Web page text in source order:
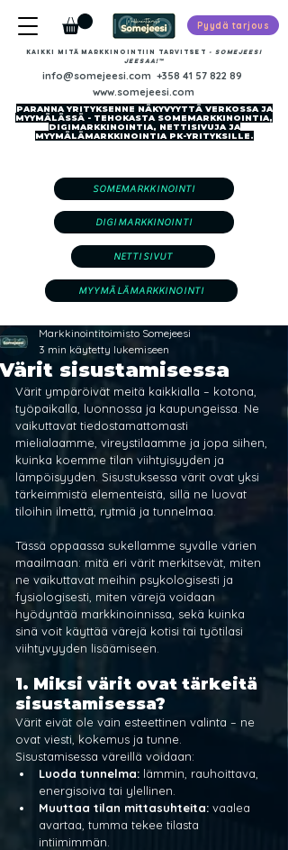
Kaikki mitä markkinointiin tarvitset -​ SOMEJEESI
JEESAA!™
info@somejeesi.com +358 41 57 822 89
www.somejeesi.com
PARANNA YRITYKSENNE NÄKYVYYTTÄ VERKOSSA JA
MYYMÄLÄSSÄ - TEHOKASTA SOMEMARKKINOINTIA,
DIGIMARKKINOINTIA, NETTISIVUJA JA
MYYMÄLÄMARKKINOINTIA PK-YRITYKSILLE.
Pyydä tarjous
SOMEMARKKINOINTI
DIGIMARKKINOINTI
NETTISIVUT
MYYMÄLÄMARKKINOINTI
Värit sisustamisessa
Markkinointitoimisto Somejeesi
3 min käytetty lukemiseen
Värit ympäröivät meitä kaikkialla – kotona,
työpaikalla, luonnossa ja kaupungeissa. Ne
vaikuttavat tiedostamattomasti
mielialaamme, vireystilaamme ja jopa siihen,
kuinka koemme tilan viihtyisyyden ja
lämpöisyyden. Sisustuksessa värit ovat yksi
tärkeimmistä elementeistä, sillä ne luovat
tiloihin ilmettä, rytmiä ja tunnelmaa.
Tässä oppaassa sukellamme syvälle värien
maailmaan: mitä eri värit merkitsevät, miten
ne vaikuttavat meihin psykologisesti ja
fysiologisesti, miten värejä voidaan
hyödyntää markkinoinnissa, sekä kuinka
sinä voit käyttää värejä kotisi tai työtilasi
viihtyvyyden lisäämiseen.
1. Miksi värit ovat tärkeitä
sisustamisessa?
Värit eivät ole vain esteettinen valinta – ne
ovat viesti, kokemus ja tunne.
Sisustamisessa väreillä voidaan:
Luoda tunnelma: lämmin, rauhoittava,
energisoiva tai ylellinen.
Muuttaa tilan mittasuhteita: vaalea
avartaa, tumma tekee tilasta
intiimimmän.